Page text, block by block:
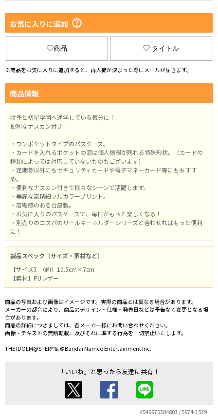
お気に入りに追加
商品 タイトル
※商品をお気に入りに追加すると、再入荷が決まった際にメールが届きます。
商品情報
咲季と初星学園へ通学している気分に！
便利なナスカン付き
・ワンポケットタイプのパスケース。
・カードを入れるポケットの窓は個人情報が隠れる特殊形状。（カードの
種類によっては対応していないものもございます）
・定期券以外にもセキュリティカードや電子マネーカード等にもおすす
め。
・便利なナスカン付きで様々なシーンで活躍します。
・美麗な高精細フルカラープリント。
・高級感のある合皮製。
・お気に入りのパスケースで、毎日がもっと楽しくなる！
・別売りのコスパのリールキーホルダーシリーズと合わせればもっと便利
に！
製品スペック（サイズ・素材など）
【サイズ】（約）10.5cm×7cm
【素材】PUレザー
商品の写真および画像はイメージです。実際の商品とは異なる場合があります。
メーカーの都合により、商品のデザイン・仕様・発売日などは予告なく変更となる場
合があります。
商品の詳細につきましては、各メーカー様にお問い合わせください。
画像・テキストの無断転載、及びそれに準ずる行為を一切禁止いたします。
THE IDOLM@STER™& ©Bandai Namco Entertainment Inc.
「いいね」と思ったら友達に共有！
4549970384803 / 5974-1539